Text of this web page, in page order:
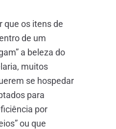
que os itens de
de um
a beleza do
muitos
se hospedar
para
por
ou que